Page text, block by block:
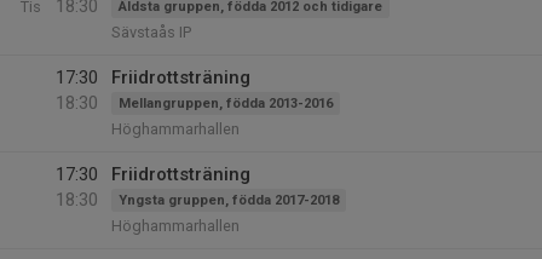
Tis
18:30
Äldsta gruppen, födda 2012 och tidigare
Sävstaås IP
17:30
18:30
Friidrottsträning
Mellangruppen, födda 2013-2016
Höghammarhallen
17:30
18:30
Friidrottsträning
Yngsta gruppen, födda 2017-2018
Höghammarhallen